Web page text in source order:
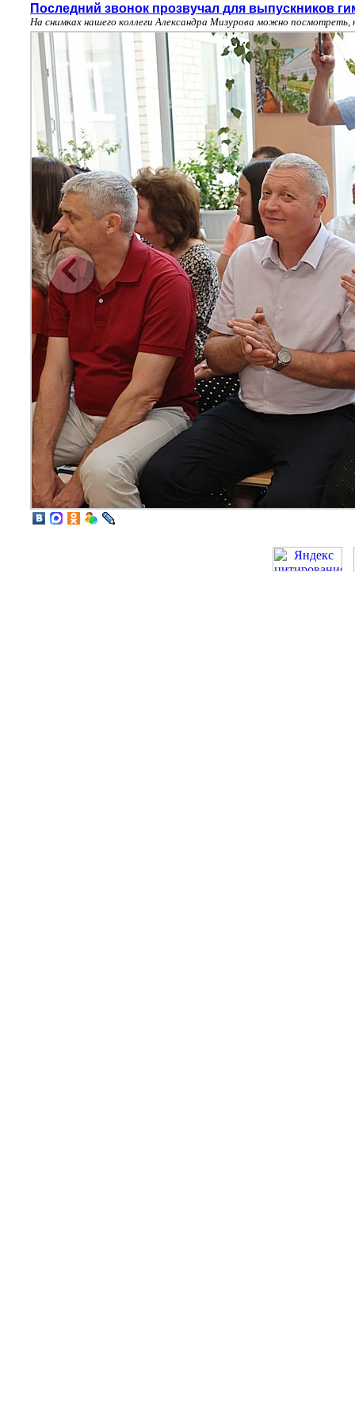
Последний звонок прозвучал для выпускников
На снимках нашего коллеги Александра Мизурова можно посмотреть,